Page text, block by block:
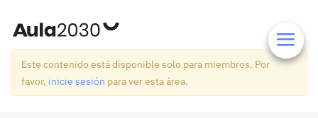
Este contenido está disponible solo para miembros. Por
favor, inicie sesión para ver esta área.